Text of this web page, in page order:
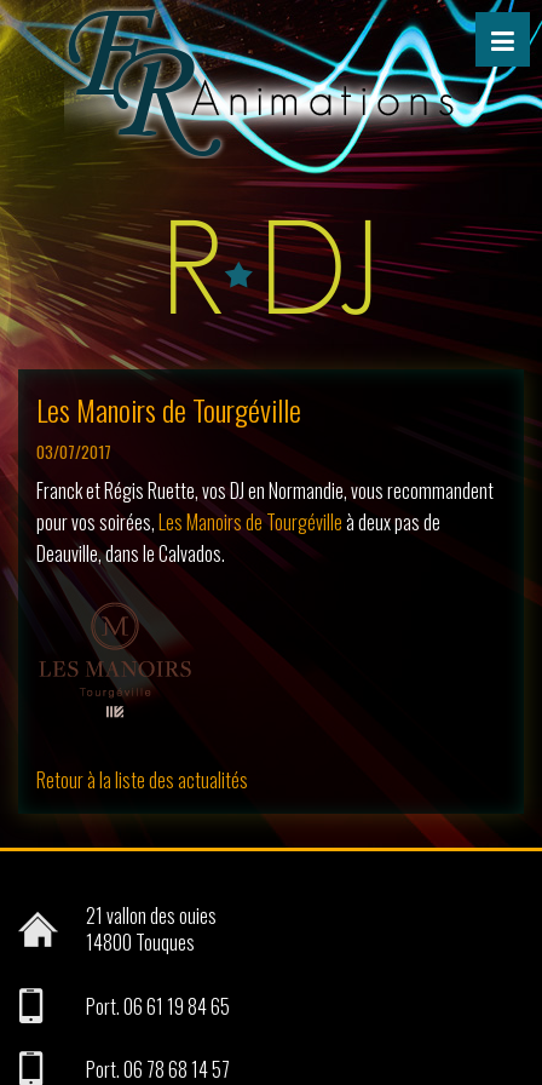
Les Manoirs de Tourgéville
03/07/2017
Franck et Régis Ruette, vos DJ en Normandie, vous recommandent
pour vos soirées,Les Manoirs de Tourgévilleà deux pas de
Deauville, dans le Calvados.
Retour à la liste des actualités
21 vallon des ouies
14800 Touques
Port.06 61 19 84 65
Port.06 78 68 14 57